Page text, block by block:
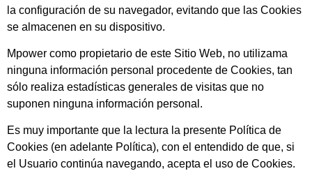
la configuración de su navegador, evitando que las Cookies
se almacenen en su dispositivo.
Mpower como propietario de este Sitio Web, no utilizama
ninguna información personal procedente de Cookies, tan
sólo realiza estadísticas generales de visitas que no
suponen ninguna información personal.
Es muy importante que la lectura la presente Política de
Cookies (en adelante Política), con el entendido de que, si
el Usuario continúa navegando, acepta el uso de Cookies.